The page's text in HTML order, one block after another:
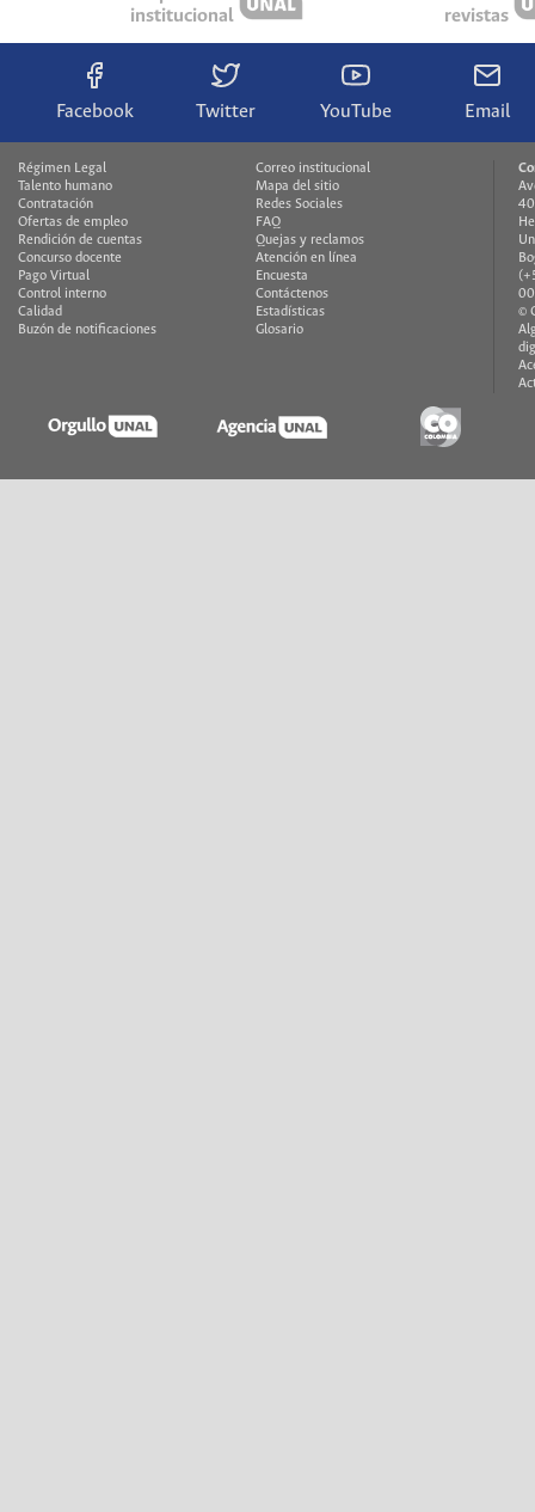
institucional
revistas
Facebook Twitter YouTube Email
Régimen Legal
Talento humano
Contratación
Ofertas de empleo
Rendición de cuentas
Concurso docente
Pago Virtual
Control interno
Calidad
Buzón de notificaciones
Correo institucional
Mapa del sitio
Redes Sociales
FAQ
Quejas y reclamos
Atención en línea
Encuesta
Contáctenos
Estadísticas
Glosario
©